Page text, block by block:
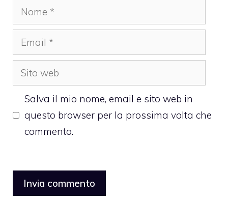
Nome
Email
Sito
web
Salva il mio nome, email e sito web in
questo browser per la prossima volta che
commento.